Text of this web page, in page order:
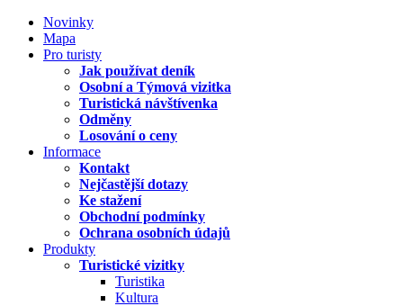
Novinky
Mapa
Pro turisty
Jak používat deník
Osobní a Týmová vizitka
Turistická návštívenka
Odměny
Losování o ceny
Informace
Kontakt
Nejčastější dotazy
Ke stažení
Obchodní podmínky
Ochrana osobních údajů
Produkty
Turistické vizitky
Turistika
Kultura